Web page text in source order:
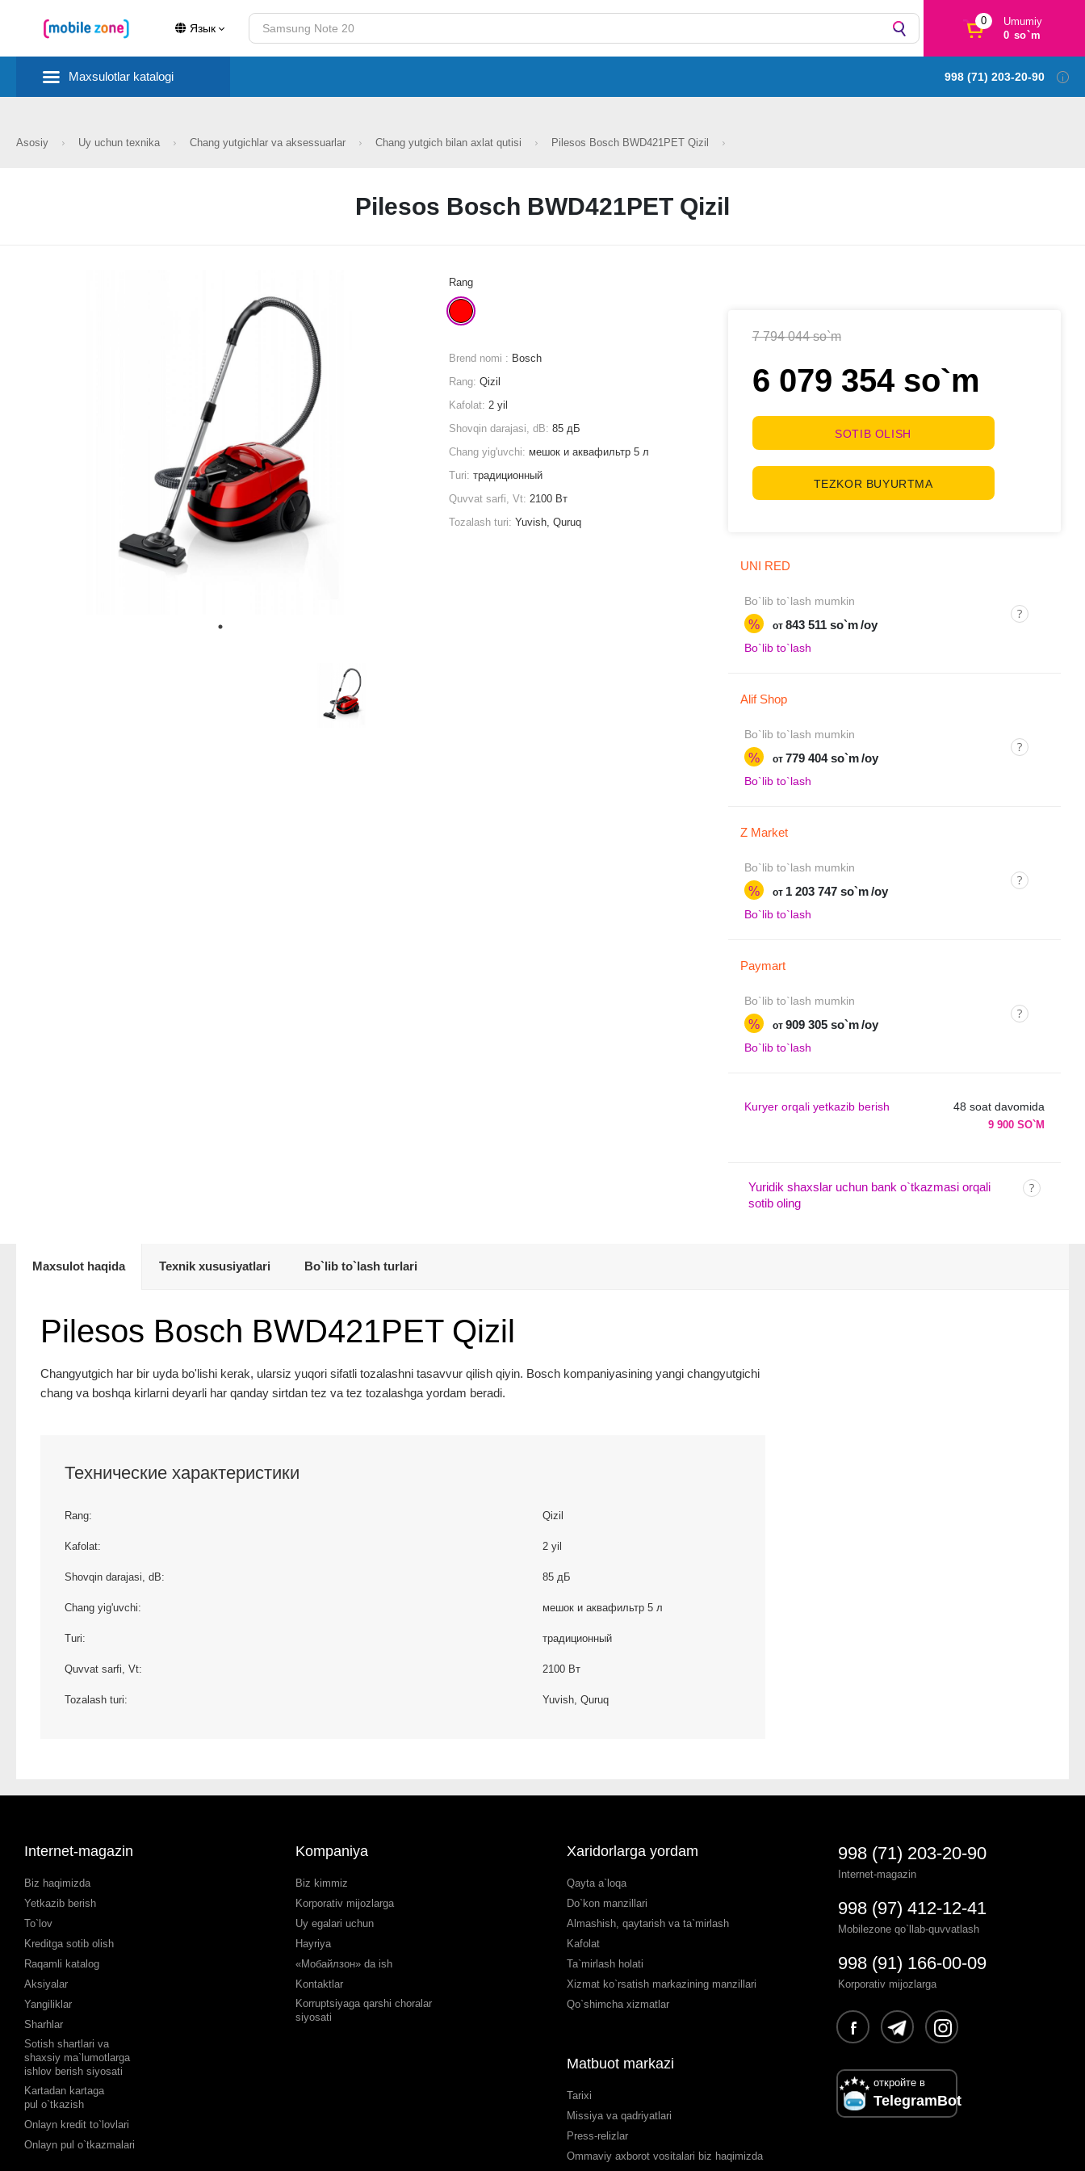
Язык
0
Umumiy
0 so`m
Maxsulotlar katalogi 998 (71) 203-20-90
Asosiy Uy uchun texnika Chang yutgichlar va aksessuarlar Chang yutgich bilan axlat qutisi Pilesos Bosch BWD421PET Qizil
Pilesos Bosch BWD421PET Qizil
7 794 044 so`m
6 079 354 so`m
SOTIB OLISH
TEZKOR BUYURTMA
UNI RED
Bo`lib to`lash mumkin
% от 843 511 so`m /oy
Bo`lib to`lash
Alif Shop
Bo`lib to`lash mumkin
% от 779 404 so`m /oy
Bo`lib to`lash
Z Market
Bo`lib to`lash mumkin
% от 1 203 747 so`m /oy
Bo`lib to`lash
Paymart
Bo`lib to`lash mumkin
% от 909 305 so`m /oy
Bo`lib to`lash
Kuryer orqali yetkazib berish 48 soat davomida
9 900 SO`M
Yuridik shaxslar uchun bank o`tkazmasi orqali
sotib oling
Rang
Brend nomi : Bosch
Rang:Qizil
Kafolat:2 yil
Shovqin darajasi, dB:85 дБ
Chang yig'uvchi: мешок и аквафильтр 5 л
Turi:традиционный
Quvvat sarfi, Vt:2100 Вт
Tozalash turi:Yuvish, Quruq
Maxsulot haqida Texnik xususiyatlari Bo`lib to`lash turlari
Pilesos Bosch BWD421PET Qizil
Changyutgich har bir uyda bo'lishi kerak, ularsiz yuqori sifatli tozalashni tasavvur qilish qiyin. Bosch kompaniyasining yangi changyutgichi
chang va boshqa kirlarni deyarli har qanday sirtdan tez va tez tozalashga yordam beradi.
Технические характеристики
Rang: Qizil
Kafolat: 2 yil
Shovqin darajasi, dB: 85 дБ
Chang yig'uvchi: мешок и аквафильтр 5 л
Turi: традиционный
Quvvat sarfi, Vt: 2100 Вт
Tozalash turi: Yuvish, Quruq
Internet-magazin
Biz haqimizda
Yetkazib berish
To`lov
Kreditga sotib olish
Raqamli katalog
Aksiyalar
Yangiliklar
Sharhlar
Sotish shartlari va
shaxsiy ma`lumotlarga
ishlov berish siyosati
Kartadan kartaga
pul o`tkazish
Onlayn kredit to`lovlari
Onlayn pul o`tkazmalari
Kompaniya
Biz kimmiz
Korporativ mijozlarga
Uy egalari uchun
Hayriya
«Мобайлзон» da ish
Kontaktlar
Korruptsiyaga qarshi choralar
siyosati
Xaridorlarga yordam
Qayta a`loqa
Do`kon manzillari
Almashish, qaytarish va ta`mirlash
Kafolat
Ta`mirlash holati
Xizmat ko`rsatish markazining manzillari
Qo`shimcha xizmatlar
Matbuot markazi
Tarixi
Missiya va qadriyatlari
Press-relizlar
Ommaviy axborot vositalari biz haqimizda
998 (71) 203-20-90
Internet-magazin
998 (97) 412-12-41
Mobilezone qo`llab-quvvatlash
998 (91) 166-00-09
Korporativ mijozlarga
откройте в
TelegramBot